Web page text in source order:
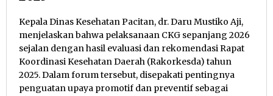
Kepala Dinas Kesehatan Pacitan, dr. Daru Mustiko Aji,
menjelaskan bahwa pelaksanaan CKG sepanjang 2026
sejalan dengan hasil evaluasi dan rekomendasi Rapat
Koordinasi Kesehatan Daerah (Rakorkesda) tahun
2025. Dalam forum tersebut, disepakati pentingnya
penguatan upaya promotif dan preventif sebagai